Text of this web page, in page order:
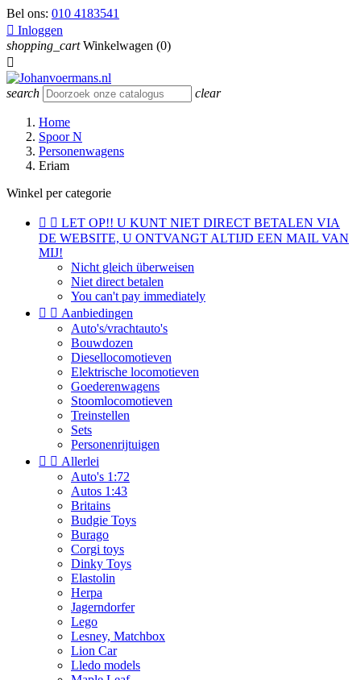
Bel ons: 010 4183541
 Inloggen
shopping_cart Winkelwagen (0)

search clear
Home
Spoor N
Personenwagens
Eriam
Winkel per categorie
  LET OP!! U KUNT NIET DIRECT BETALEN VIA
DE WEBSITE, U ONTVANGT ALTIJD EEN MAIL VAN
MIJ!
Nicht gleich überweisen
Niet direct betalen
You can't pay immediately
  Aanbiedingen
Auto's/vrachtauto's
Bouwdozen
Diesellocomotieven
Elektrische locomotieven
Goederenwagens
Stoomlocomotieven
Treinstellen
Sets
Personenrijtuigen
  Allerlei
Auto's 1:72
Autos 1:43
Britains
Budgie Toys
Burago
Corgi toys
Dinky Toys
Elastolin
Herpa
Jagerndorfer
Lego
Lesney, Matchbox
Lion Car
Lledo models